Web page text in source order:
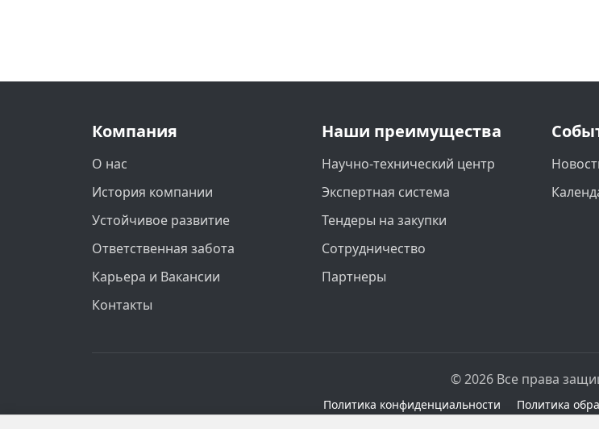
Компания
О нас
История компании
Устойчивое развитие
Ответственная забота
Карьера и Вакансии
Контакты
Наши преимущества
Научно-технический центр
Экспертная система
Тендеры на закупки
Сотрудничество
Партнеры
© 2026 Все права
Политика конфиденциальности Политика